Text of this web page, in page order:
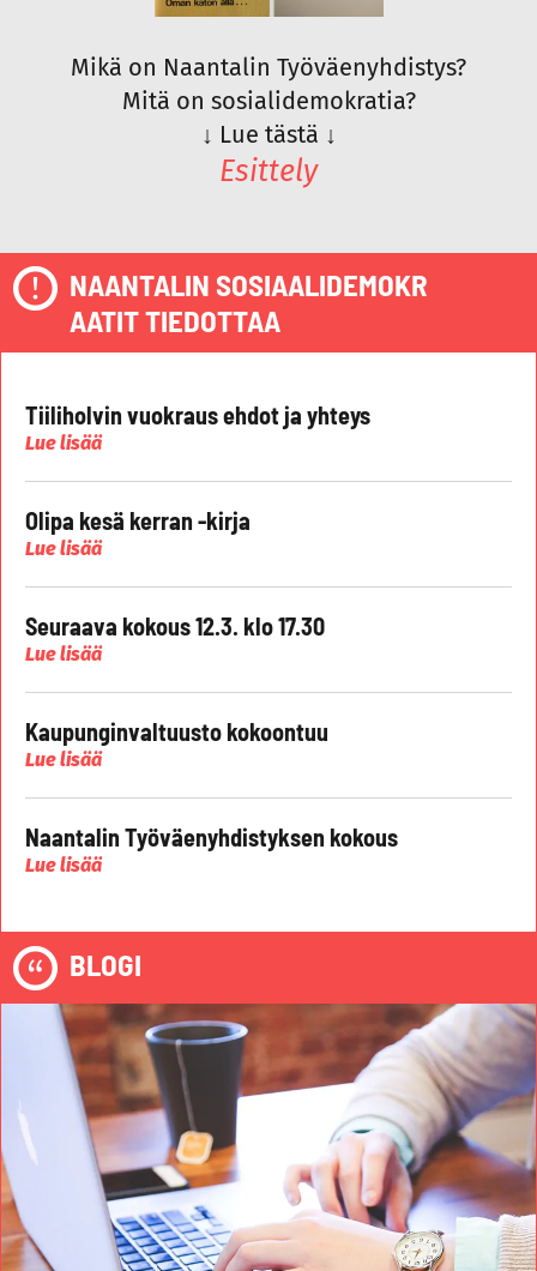
Mikä on Naantalin Työväenyhdistys?
Mitä on sosialidemokratia?
↓ Lue tästä ↓
Esittely
NAANTALIN SOSIAALIDEMOKR
AATIT TIEDOTTAA
Tiiliholvin vuokraus ehdot ja yhteys
Lue lisää
Olipa kesä kerran -kirja
Lue lisää
Seuraava kokous 12.3. klo 17.30
Lue lisää
Kaupunginvaltuusto kokoontuu
Lue lisää
Naantalin Työväenyhdistyksen kokous
Lue lisää
BLOGI